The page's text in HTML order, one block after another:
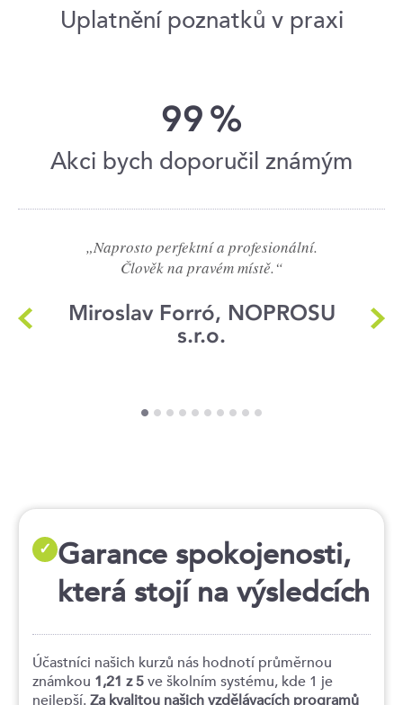
Uplatnění poznatků v praxi
99%
Akci bych doporučil známým
„Naprosto perfektní a profesionální.
Člověk na pravém místě.“
Miroslav Forró, NOPROSU
s.r.o.
✓ Garance spokojenosti,
která stojí na výsledcích
Účastníci našich kurzů nás hodnotí průměrnou
známkou 1,21 z 5ve školním systému, kde 1 je
nejlepší. Za kvalitou našich vzdělávacích programů